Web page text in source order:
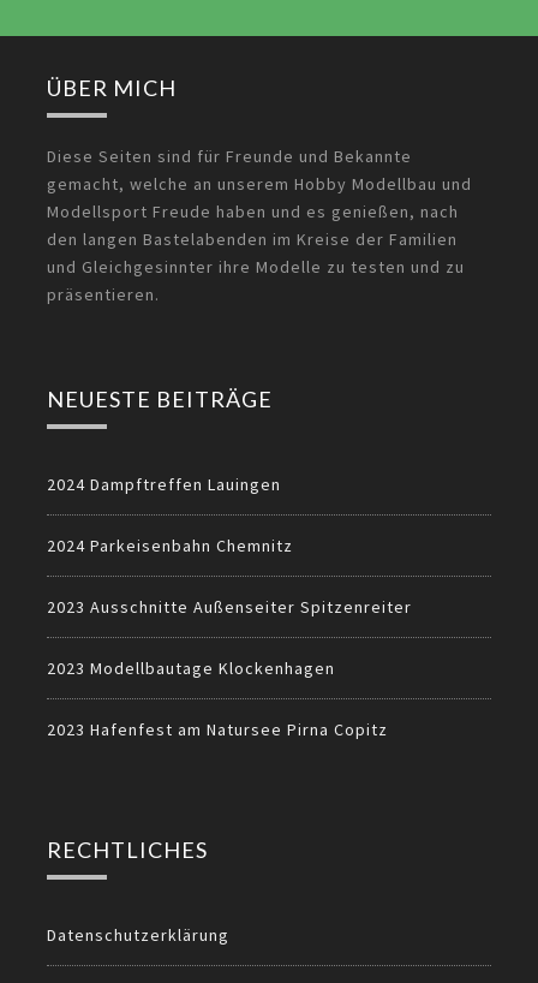
ÜBER MICH
Diese Seiten sind für Freunde und Bekannte
gemacht, welche an unserem Hobby Modellbau und
Modellsport Freude haben und es genießen, nach
den langen Bastelabenden im Kreise der Familien
und Gleichgesinnter ihre Modelle zu testen und zu
präsentieren.
NEUESTE BEITRÄGE
2024 Dampftreffen Lauingen
2024 Parkeisenbahn Chemnitz
2023 Ausschnitte Außenseiter Spitzenreiter
2023 Modellbautage Klockenhagen
2023 Hafenfest am Natursee Pirna Copitz
RECHTLICHES
Datenschutzerklärung